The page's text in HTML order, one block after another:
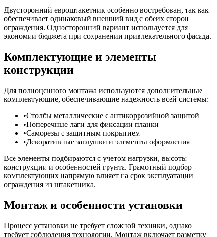
Двусторонний евроштакетник особенно востребован, так как
обеспечивает одинаковый внешний вид с обеих сторон
ограждения. Односторонний вариант используется для
экономии бюджета при сохранении привлекательного фасада.
Комплектующие и элементы
конструкции
Для полноценного монтажа используются дополнительные
комплектующие, обеспечивающие надежность всей системы:
Столбы металлические с антикоррозийной защитой
Поперечные лаги для фиксации планки
Саморезы с защитным покрытием
Декоративные заглушки и элементы оформления
Все элементы подбираются с учетом нагрузки, высоты
конструкции и особенностей грунта. Грамотный подбор
комплектующих напрямую влияет на срок эксплуатации
ограждения из штакетника.
Монтаж и особенности установки
Процесс установки не требует сложной техники, однако
требует соблюдения технологии. Монтаж включает разметку